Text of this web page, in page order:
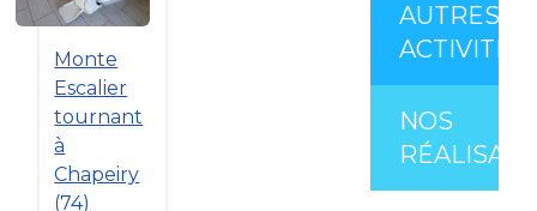
Monte
Escalier
tournant
à
Chapeiry
(74)
AUTRES
ACTIVITÉS
NOS